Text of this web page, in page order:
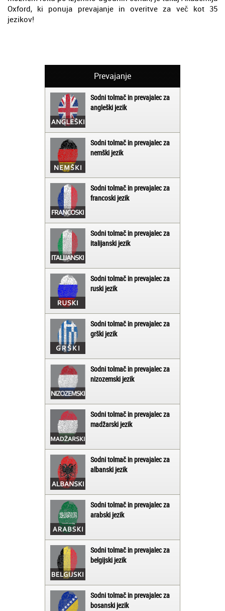
Oxford, ki ponuja prevajanje in overitve za več kot 35
jezikov!
Prevajanje
Sodni tolmač in prevajalec za
angleški jezik
Sodni tolmač in prevajalec za
nemški jezik
Sodni tolmač in prevajalec za
francoski jezik
Sodni tolmač in prevajalec za
italijanski jezik
Sodni tolmač in prevajalec za
ruski jezik
Sodni tolmač in prevajalec za
grški jezik
Sodni tolmač in prevajalec za
nizozemski jezik
Sodni tolmač in prevajalec za
madžarski jezik
Sodni tolmač in prevajalec za
albanski jezik
Sodni tolmač in prevajalec za
arabski jezik
Sodni tolmač in prevajalec za
belgijski jezik
Sodni tolmač in prevajalec za
bosanski jezik